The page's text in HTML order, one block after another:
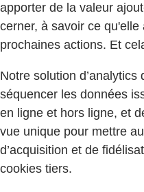
apporter de la valeur
cerner, à savoir ce
prochaines actions. Et
Notre solution
séquencer les données
en ligne et hors ligne, et
vue unique pour mettre
d’acquisition et de
cookies tiers.